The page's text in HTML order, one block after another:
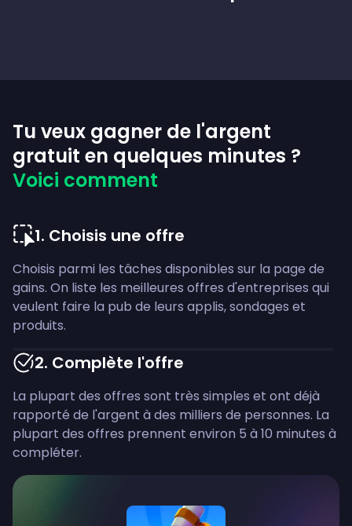
Tu veux gagner de l'argent
gratuit en quelques minutes ?
Voici comment
1. Choisis une offre
Choisis parmi les tâches disponibles sur la page de
gains. On liste les meilleures offres d'entreprises qui
veulent faire la pub de leurs applis, sondages et
produits.
2. Complète l'offre
La plupart des offres sont très simples et ont déjà
rapporté de l'argent à des milliers de personnes. La
plupart des offres prennent environ 5 à 10 minutes à
compléter.